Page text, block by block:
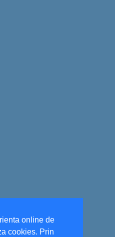
online de
cookies. Prin